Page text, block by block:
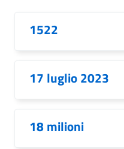
1522
17 luglio 2023
18 milioni